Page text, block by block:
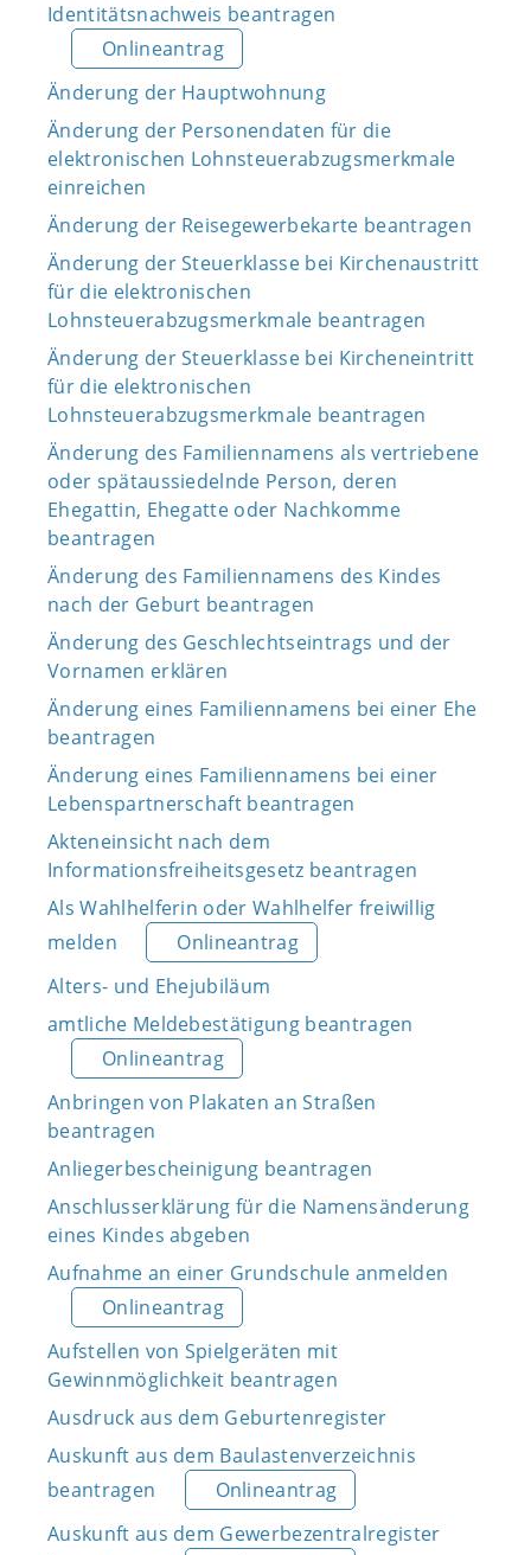
Identitätsnachweis beantragen
Onlineantrag
Änderung der Hauptwohnung
Änderung der Personendaten für die
elektronischen Lohnsteuerabzugsmerkmale
einreichen
Änderung der Reisegewerbekarte beantragen
Änderung der Steuerklasse bei Kirchenaustritt
für die elektronischen
Lohnsteuerabzugsmerkmale beantragen
Änderung der Steuerklasse bei Kircheneintritt
für die elektronischen
Lohnsteuerabzugsmerkmale beantragen
Änderung des Familiennamens als vertriebene
oder spätaussiedelnde Person, deren
Ehegattin, Ehegatte oder Nachkomme
beantragen
Änderung des Familiennamens des Kindes
nach der Geburt beantragen
Änderung des Geschlechtseintrags und der
Vornamen erklären
Änderung eines Familiennamens bei einer Ehe
beantragen
Änderung eines Familiennamens bei einer
Lebenspartnerschaft beantragen
Akteneinsicht nach dem
Informationsfreiheitsgesetz beantragen
Als Wahlhelferin oder Wahlhelfer freiwillig
melden
Onlineantrag
Alters- und Ehejubiläum
amtliche Meldebestätigung beantragen
Onlineantrag
Anbringen von Plakaten an Straßen
beantragen
Anliegerbescheinigung beantragen
Anschlusserklärung für die Namensänderung
eines Kindes abgeben
Aufnahme an einer Grundschule anmelden
Onlineantrag
Aufstellen von Spielgeräten mit
Gewinnmöglichkeit beantragen
Ausdruck aus dem Geburtenregister
Auskunft aus dem Baulastenverzeichnis
beantragen
Onlineantrag
Auskunft aus dem Gewerbezentralregister